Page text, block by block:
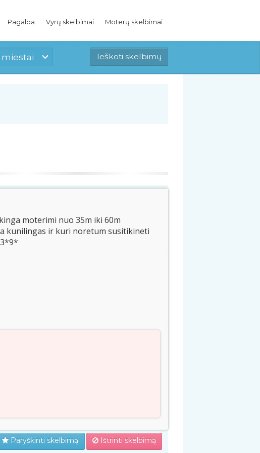
Pagalba Vyrų skelbimai Moterų skelbimai
miestai
moterimi nuo 35m iki 60m
kunilingas ir kuri noretum susitikineti
Paryškinti skelbimą Ištrinti skelbimą